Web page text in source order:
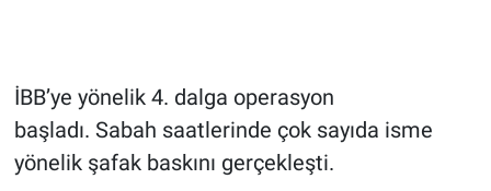
İBB’ye yönelik 4. dalga operasyon
başladı. Sabah saatlerinde çok sayıda isme
yönelik şafak baskını gerçekleşti.
Günün görüntüsü
Haber